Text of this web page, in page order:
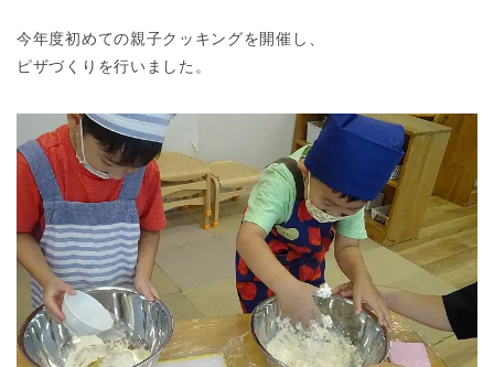
今年度初めての親子クッキングを開催し、
ピザづくりを行いました。